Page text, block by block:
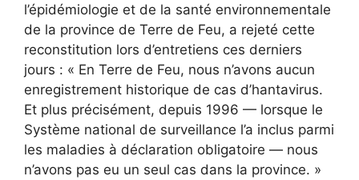
l’épidémiologie et de la santé environnementale
de la province de Terre de Feu, a rejeté cette
reconstitution lors d’entretiens ces derniers
jours : « En Terre de Feu, nous n’avons aucun
enregistrement historique de cas d’hantavirus.
Et plus précisément, depuis 1996 — lorsque le
Système national de surveillance l’a inclus parmi
les maladies à déclaration obligatoire — nous
n’avons pas eu un seul cas dans la province. »